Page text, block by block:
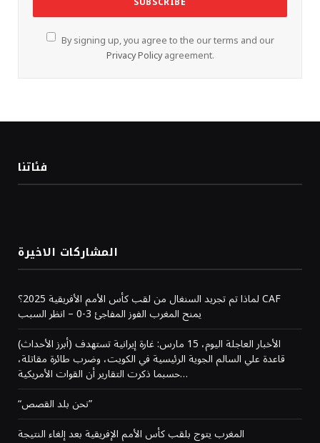
By signing up, you agree to the our terms and our
Privacy Policyagreement.
فئاتنا
المشاركات الاخيرة
لماذا تم تجريد السنغال من لقب كأس الأمم الأفريقية 2025؟ CAF
يمنح المغرب الفوز المفاجئ 3-0 – انظر السبب
(أبرز الأحداث) الأخبار العاجلة اليوم، 15 مارس: غارة إيرانية تستهدف
قاعدة علي السالم الجوية الرئيسية في الكويت، وضرب طائرة مقاتلة،
حسبما ذكرت التقارير أن القوات الأمريكية…
“نحن بلد القصص”
المغرب يتوج بلقب كأس الأمم الإفريقية بعد إلغاء النتيجة